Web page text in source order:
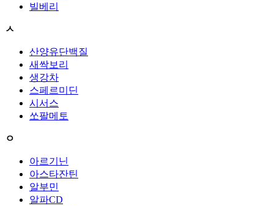
빌베리
ㅅ
산양유단백질
새싹보리
생강차
스페르미딘
시서스
쏘팔메토
ㅇ
아르기닌
아스타잔틴
알부민
알파CD